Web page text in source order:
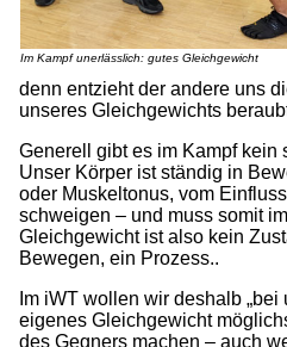
Im Kampf unerlässlich: gutes Gleichgewicht
denn entzieht der andere uns
unseres Gleichgewichts
Generell gibt es im Kampf kein
Unser Körper ist ständig in
oder Muskeltonus, vom
schweigen – und muss somit
Gleichgewicht ist also kein
Bewegen, ein Prozess..
Im iWT wollen wir deshalb
eigenes Gleichgewicht
des Gegners machen – auch